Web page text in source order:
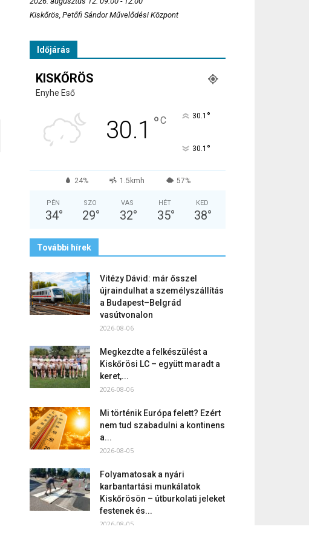
Kiskőrös, Petőfi Sándor Művelődési Központ
Időjárás
KISKŐRÖS
Enyhe Eső
30.1 °C 30.1 °
30.1 °
24% 1.5kmh 57%
PÉN
34°
SZO
29°
VAS
32°
HÉT
35°
KED
38°
További hírek
Vitézy Dávid: már ősszel
újraindulhat a személyszállítás
a Budapest–Belgrád
vasútvonalon
2026-08-06
Megkezdte a felkészülést a
Kiskőrösi LC – együtt maradt a
keret,...
2026-08-06
Mi történik Európa felett? Ezért
nem tud szabadulni a kontinens
a...
2026-08-05
Folyamatosak a nyári
karbantartási munkálatok
Kiskőrösön – útburkolati jeleket
festenek és...
2026-08-05